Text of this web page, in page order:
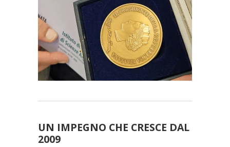
UN IMPEGNO CHE CRESCE DAL
2009